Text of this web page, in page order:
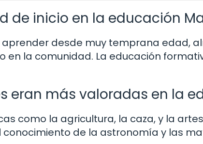
de inicio en la educación
aprender desde muy temprana edad,
en la comunidad. La educación
eran más valoradas en la
como la agricultura, la caza, y la
de la astronomía y las